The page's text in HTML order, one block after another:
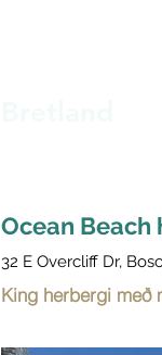
Ocean
32 E Overcliff Dr,
King herbergi með